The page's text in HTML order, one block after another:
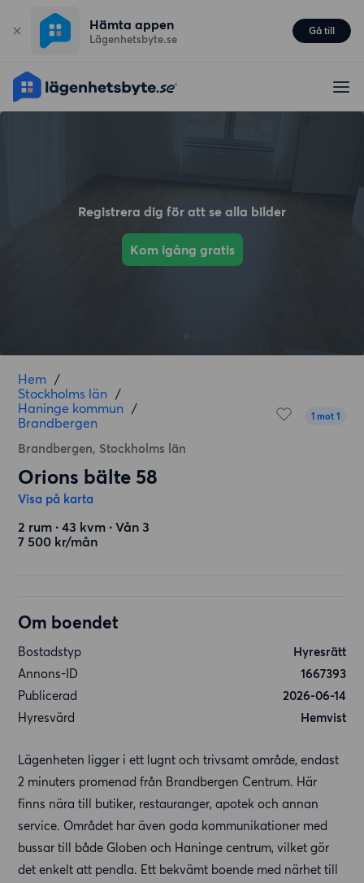
Hämta appen
Lägenhetsbyte.se
Gå till
Registrera dig för att se alla bilder
Kom igång gratis
Hem /
Stockholms län /
Haninge kommun /
Brandbergen
Brandbergen, Stockholms län
1 mot 1
Orions bälte 58
Visa på karta
2 rum ∙ 43 kvm ∙ Vån 3
7 500 kr/mån
Om boendet
Bostadstyp
Hyresrätt
Annons-ID
1667393
Publicerad
2026-06-14
Hyresvärd
Hemvist
Lägenheten ligger i ett lugnt och trivsamt område, endast
2 minuters promenad från Brandbergen Centrum. Här
finns nära till butiker, restauranger, apotek och annan
service. Området har även goda kommunikationer med
bussar till både Globen och Haninge centrum, vilket gör
det enkelt att pendla. Ett bekvämt boende med närhet till